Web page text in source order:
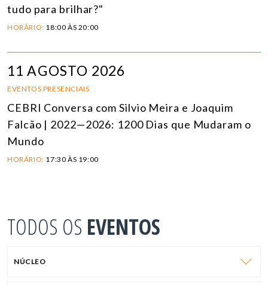
tudo para brilhar?"
HORÁRIO: 18:00 ÀS 20:00
11 AGOSTO 2026
EVENTOS PRESENCIAIS
CEBRI Conversa com Silvio Meira e Joaquim
Falcão | 2022—2026: 1200 Dias que Mudaram o
Mundo
HORÁRIO: 17:30 ÀS 19:00
TODOS OS EVENTOS
NÚCLEO